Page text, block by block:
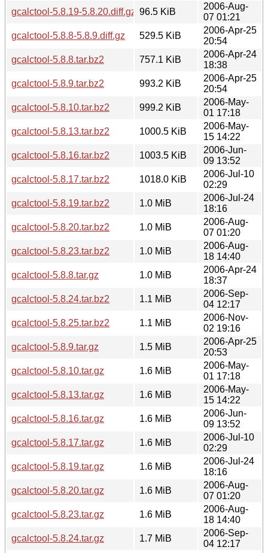
gcalctool-5.8.19-5.8.20.diff.gz 96.5 KiB
2006-Aug-
07 01:21
gcalctool-5.8.8-5.8.9.diff.gz
529.5 KiB
2006-Apr-25
20:54
gcalctool-5.8.8.tar.bz2
757.1 KiB
2006-Apr-24
18:38
gcalctool-5.8.9.tar.bz2
993.2 KiB
2006-Apr-25
20:54
gcalctool-5.8.10.tar.bz2
999.2 KiB
2006-May-
01 17:18
gcalctool-5.8.13.tar.bz2
1000.5 KiB
2006-May-
15 14:22
gcalctool-5.8.16.tar.bz2
1003.5 KiB
2006-Jun-
09 13:52
gcalctool-5.8.17.tar.bz2
1018.0 KiB
2006-Jul-10
02:29
gcalctool-5.8.19.tar.bz2
1.0 MiB
2006-Jul-24
18:16
gcalctool-5.8.20.tar.bz2
1.0 MiB
2006-Aug-
07 01:20
gcalctool-5.8.23.tar.bz2
1.0 MiB
2006-Aug-
18 14:40
gcalctool-5.8.8.tar.gz
1.0 MiB
2006-Apr-24
18:37
gcalctool-5.8.24.tar.bz2
1.1 MiB
2006-Sep-
04 12:17
gcalctool-5.8.25.tar.bz2
1.1 MiB
2006-Nov-
02 19:16
gcalctool-5.8.9.tar.gz
1.5 MiB
2006-Apr-25
20:53
gcalctool-5.8.10.tar.gz
1.6 MiB
2006-May-
01 17:18
gcalctool-5.8.13.tar.gz
1.6 MiB
2006-May-
15 14:22
gcalctool-5.8.16.tar.gz
1.6 MiB
2006-Jun-
09 13:52
gcalctool-5.8.17.tar.gz
1.6 MiB
2006-Jul-10
02:29
gcalctool-5.8.19.tar.gz
1.6 MiB
2006-Jul-24
18:16
gcalctool-5.8.20.tar.gz
1.6 MiB
2006-Aug-
07 01:20
gcalctool-5.8.23.tar.gz
1.6 MiB
2006-Aug-
18 14:40
gcalctool-5.8.24.tar.gz
1.7 MiB
2006-Sep-
04 12:17